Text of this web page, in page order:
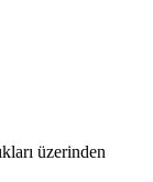
üzerinden